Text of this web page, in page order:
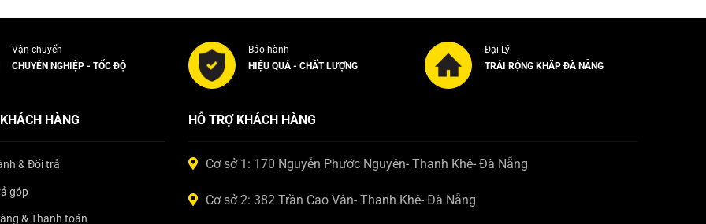
Vận chuyển
CHUYÊN NGHIỆP - TỐC ĐỘ
Bảo hành
HIỆU QUẢ - CHẤT LƯỢNG
Đại Lý
TRẢI RỘNG KHẮP ĐÀ NẴNG
HÀNG
& Đổi trả
góp
& Thanh toán
HỖ TRỢ KHÁCH HÀNG
Cơ sở 1: 170 Nguyễn Phước Nguyên- Thanh Khê- Đà Nẵng
Cơ sở 2: 382 Trần Cao Vân- Thanh Khê- Đà Nẵng